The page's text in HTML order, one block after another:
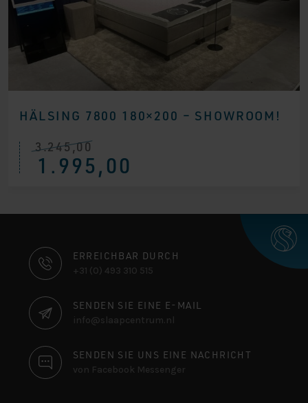
HÄLSING 7800 180×200 – SHOWROOM!
3.245,00
Ursprünglicher
Preis
war:1.995,00
Aktueller
Preis
ist:
KONTAKTINFORMATIONEN
ERREICHBAR DURCH
+31 (0) 493 310 515
SENDEN SIE EINE E-MAIL
info@slaapcentrum.nl
SENDEN SIE UNS EINE NACHRICHT
von Facebook Messenger